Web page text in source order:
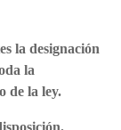
la designación
la
de la ley.